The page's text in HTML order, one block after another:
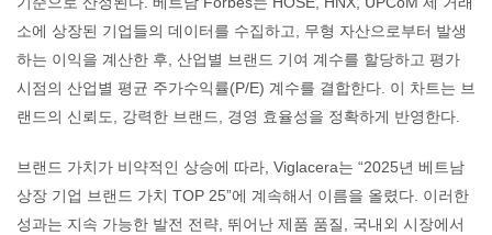
소에 상장된 기업들의 데이터를 수집하고, 무형 자산으로부터 발생
하는 이익을 계산한 후, 산업별 브랜드 기여 계수를 할당하고 평가
시점의 산업별 평균 주가수익률(P/E) 계수를 결합한다. 이 차트는 브
랜드의 신뢰도, 강력한 브랜드, 경영 효율성을 정확하게 반영한다.
브랜드 가치가 비약적인 상승에 따라, Viglacera는 “2025년 베트남
상장 기업 브랜드 가치 TOP 25”에 계속해서 이름을 올렸다. 이러한
성과는 지속 가능한 발전 전략, 뛰어난 제품 품질, 국내외 시장에서